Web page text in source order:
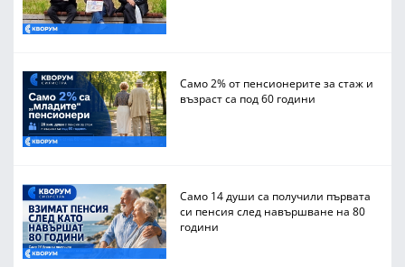
Само 2% от пенсионерите за стаж и
възраст са под 60 години
Само 14 души са получили първата
си пенсия след навършване на 80
години